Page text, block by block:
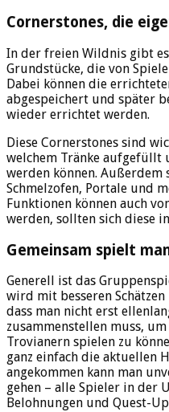
Cornerstones, die
In der freien Wildnis gibt
Grundstücke, die von
Dabei können die
abgespeichert und später
wieder errichtet werden.
Diese Cornerstones sind
welchem Tränke aufgefüllt
werden können. Außerdem
Schmelzofen, Portale und
Funktionen können auch
werden, sollten sich diese
Gemeinsam spielt
Generell ist das
wird mit besseren
dass man nicht erst
zusammenstellen muss,
Trovianern spielen zu
ganz einfach die aktuellen
angekommen kann man
gehen – alle Spieler in der
Belohnungen und Quest-